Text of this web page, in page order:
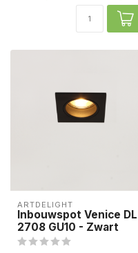
ARTDELIGHT
Inbouwspot Venice DL
2708 GU10 - Zwart